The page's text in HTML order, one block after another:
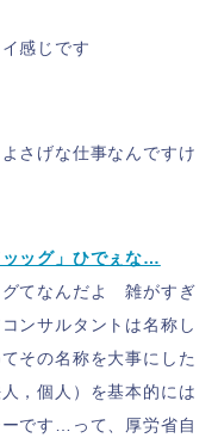
感じです
さげな仕事なんですけ
ッグ」ひでぇな…
てなんだよ 雑がすぎ
ンサルタントは名称し
その名称を大事にした
，個人）を基本的には
です…って、厚労省自